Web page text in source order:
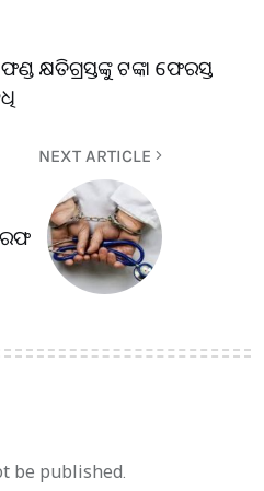
କ୍ଷତିଗ୍ରସ୍ତଙ୍କୁ ଟଙ୍କା ଫେରସ୍ତ
NEXT ARTICLE
be published.